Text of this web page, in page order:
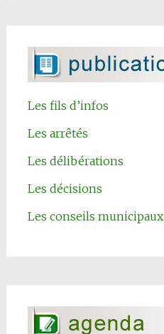
Les fils d’infos
Les arrêtés
Les délibérations
Les décisions
Les conseils municipaux